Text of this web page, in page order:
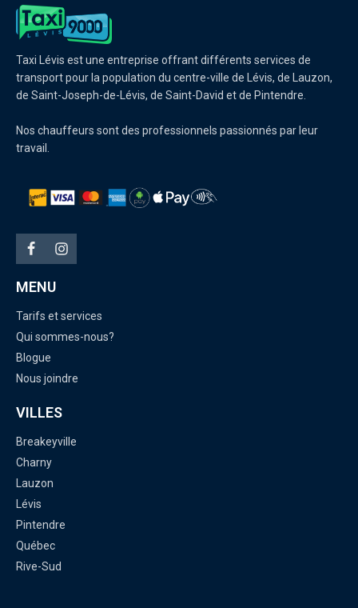
Taxi Lévis est une entreprise offrant différents services de
transport pour la population du centre-ville de Lévis, de Lauzon,
de Saint-Joseph-de-Lévis, de Saint-David et de Pintendre.
Nos chauffeurs sont des professionnels passionnés par leur
travail.
MENU
Tarifs et services
Qui sommes-nous?
Blogue
Nous joindre
VILLES
Breakeyville
Charny
Lauzon
Lévis
Pintendre
Québec
Rive-Sud